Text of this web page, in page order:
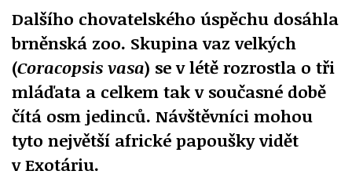
Dalšího chovatelského úspěchu dosáhla
brněnská zoo. Skupina vaz velkých
(Coracopsis vasa) se v létě rozrostla o tři
mláďata a celkem tak v současné době
čítá osm jedinců. Návštěvníci mohou
tyto největší africké papoušky vidět
v Exotáriu.